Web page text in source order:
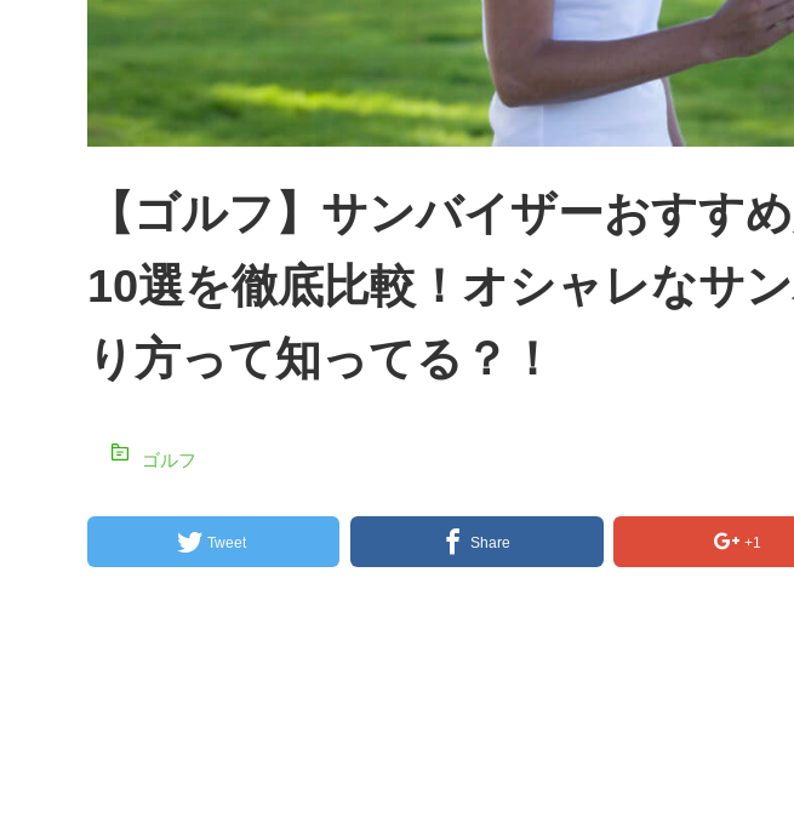
【ゴルフ】サンバイザーおすす
10選を徹底比較！オシャレなサ
り方って知ってる？！
ゴルフ
Tweet Share +1